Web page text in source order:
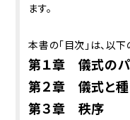
ます。
本書の「目次」は、以下
第１章 儀式のパ
第２章 儀式と種
第３章 秩序